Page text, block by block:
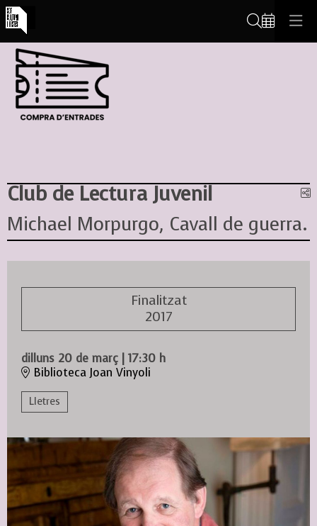
Club de Lectura Juvenil
Michael Morpurgo, Cavall de guerra.
Finalitzat
2017
dilluns 20 de març | 17:30 h
Biblioteca Joan Vinyoli
Lletres